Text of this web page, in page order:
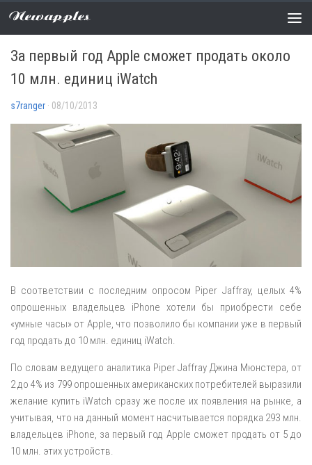
Newapples
АНАЛИТИКА/НОВОСТИ 0 COMMENTS
За первый год Apple сможет продать около
10 млн. единиц iWatch
s7ranger · 08/10/2013
В соответствии с последним опросом Piper Jaffray, целых 4%
опрошенных владельцев iPhone хотели бы приобрести себе
«умные часы» от Apple, что позволило бы компании уже в первый
год продать до 10 млн. единиц iWatch.
По словам ведущего аналитика Piper Jaffray Джина Мюнстера, от
2 до 4% из 799 опрошенных американских потребителей выразили
желание купить iWatch сразу же после их появления на рынке, а
учитывая, что на данный момент насчитывается порядка 293 млн.
владельцев iPhone, за первый год Apple сможет продать от 5 до
10 млн. этих устройств.